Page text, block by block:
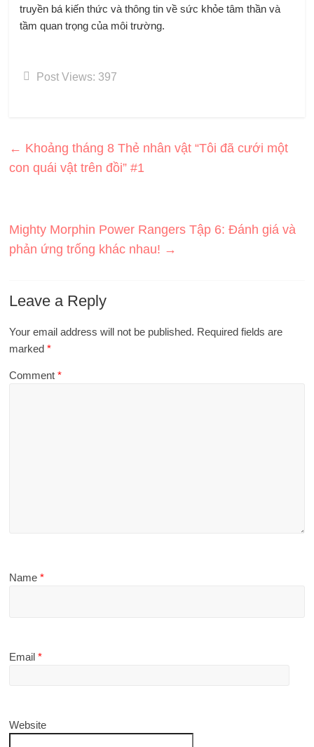
truyền bá kiến ​​thức và thông tin về sức khỏe tâm thần và
tầm quan trọng của môi trường.
Post Views: 397
← Khoảng tháng 8 Thẻ nhân vật “Tôi đã cưới một
con quái vật trên đồi” #1
Mighty Morphin Power Rangers Tập 6: Đánh giá và
phản ứng trống khác nhau! →
Leave a Reply
Your email address will not be published. Required fields are
marked*
Comment*
Name*
Email*
Website